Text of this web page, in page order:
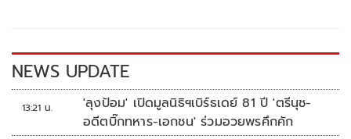
k k
NEWS UPDATE
13:21 น.
'ลุงป้อม' เปิดมูลนิธิฯเบิร์ธเดย์ 81 ปี 'ตรีนุช-
อดีตบิ๊กทหาร-เอกชน' ร่วมอวยพรคึกคัก